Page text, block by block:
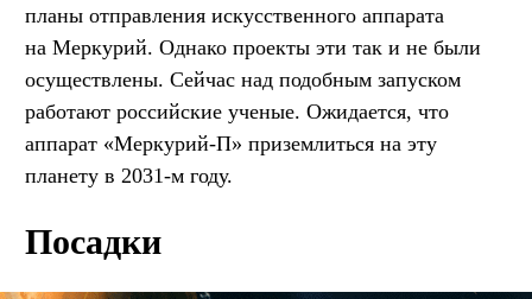
планы отправления искусственного аппарата
на Меркурий. Однако проекты эти так и не были
осуществлены. Сейчас над подобным запуском
работают российские ученые. Ожидается, что
аппарат «Меркурий-П» приземлиться на эту
планету в 2031-м году.
Посадки